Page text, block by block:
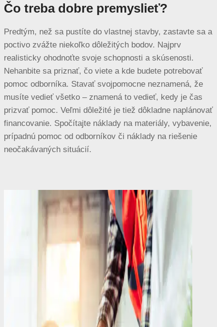
Čo treba dobre premyslieť?
Predtým, než sa pustíte do vlastnej stavby, zastavte sa a
poctivo zvážte niekoľko dôležitých bodov. Najprv
realisticky ohodnoťte svoje schopnosti a skúsenosti.
Nehanbite sa priznať, čo viete a kde budete potrebovať
pomoc odborníka. Stavať svojpomocne neznamená, že
musíte vedieť všetko – znamená to vedieť, kedy je čas
prizvať pomoc. Veľmi dôležité je tiež dôkladne naplánovať
financovanie. Spočítajte náklady na materiály, vybavenie,
prípadnú pomoc od odborníkov či náklady na riešenie
neočakávaných situácií.